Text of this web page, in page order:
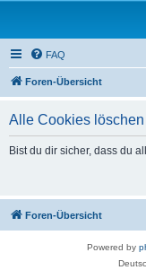
FAQ
Foren-Übersicht
Alle Cookies löschen
Bist du dir sicher, dass du
Foren-Übersicht
Powered by